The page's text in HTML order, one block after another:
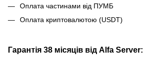
Оплата частинами від ПУМБ
Оплата криптовалютою (USDT)
Гарантія 38 місяців від Alfa Server: